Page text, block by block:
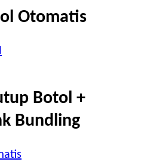
Otomatis
Botol +
Bundling